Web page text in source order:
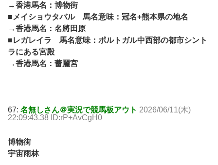
→香港馬名：博物街
■メイショウタバル 馬名意味：冠名+熊本県の地名
→香港馬名：名將田原
■レガレイラ 馬名意味：ポルトガル中西部の都市シント
ラにある宮殿
→香港馬名：蕾麗宮
67: 名無しさん＠実況で競馬板アウト 2026/06/11(木)
22:09:43.38 ID:rP+AvCgH0
博物街
宇宙雨林